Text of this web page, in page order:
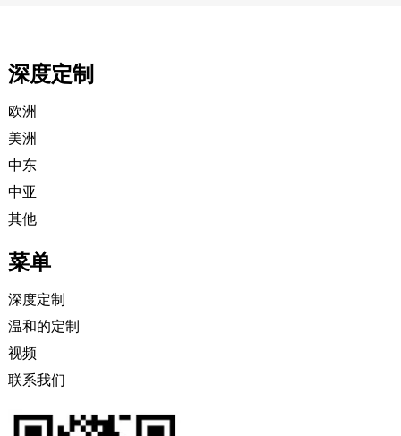
深度定制
欧洲
美洲
中东
中亚
其他
菜单
深度定制
温和的定制
视频
联系我们